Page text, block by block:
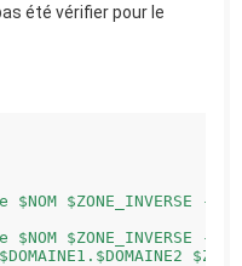
été vérifier pour le
$ZONE_INVERSE --
$ZONE_INVERSE --